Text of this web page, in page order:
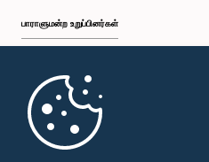
பி.ப. 2:06 - பி.ப. 2:16
பாராளுமன்ற உறுப்பினர்கள்
முதற்பக்கம்
பாராளுமன்ற கையடக்க செயலி